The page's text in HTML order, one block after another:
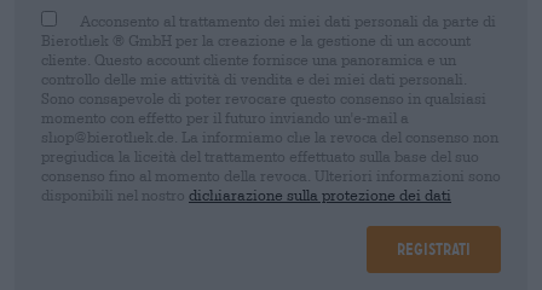
Acconsento al trattamento dei miei dati personali da parte di
Bierothek ® GmbH per la creazione e la gestione di un account
cliente. Questo account cliente fornisce una panoramica e un
controllo delle mie attività di vendita e dei miei dati personali.
Sono consapevole di poter revocare questo consenso in qualsiasi
momento con effetto per il futuro inviando un'e-mail a
shop@bierothek.de. La informiamo che la revoca del consenso non
pregiudica la liceità del trattamento effettuato sulla base del suo
consenso fino al momento della revoca. Ulteriori informazioni sono
disponibili nel nostro dichiarazione sulla protezione dei dati
Registrati